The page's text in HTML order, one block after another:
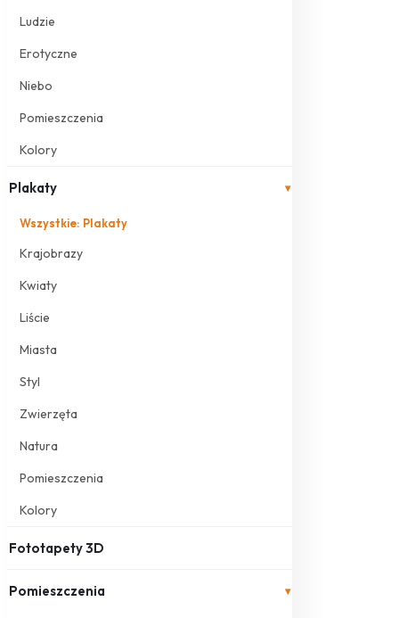
Ludzie
Erotyczne
Niebo
Pomieszczenia
Kolory
Plakaty ▾
Wszystkie: Plakaty
Krajobrazy
Kwiaty
Liście
Miasta
Styl
Zwierzęta
Natura
Pomieszczenia
Kolory
Fototapety 3D
Pomieszczenia ▾